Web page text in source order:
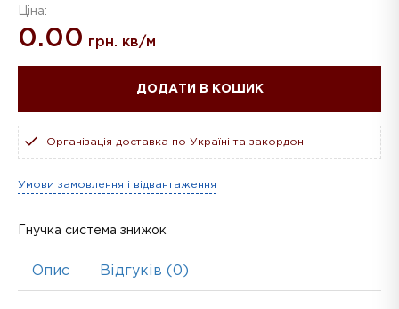
Ціна:
0.00 грн. кв/м
ДОДАТИ В КОШИК
Організація доставка по Україні та закордон
Гнучка система знижок
Умови замовлення і відвантаження
Опис Відгуків (0)